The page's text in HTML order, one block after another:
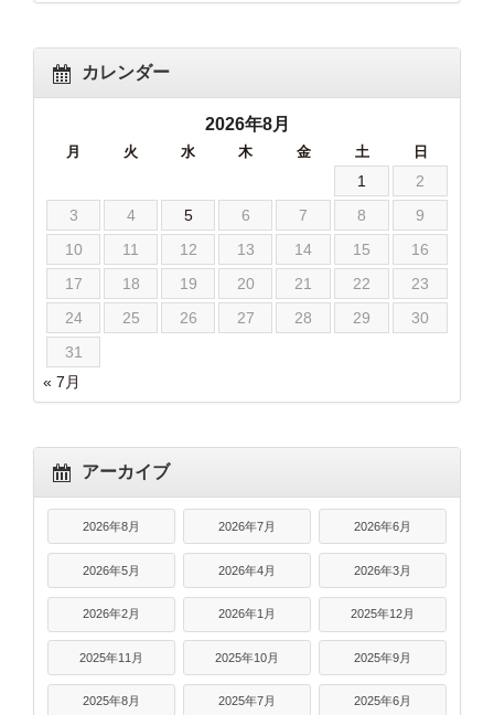
カレンダー
2026年8月
月 火 水 木 金 土 日
1
2
3
4 5 6 7 8
9
10
11 12 13 14 15
16
17
18 19 20 21 22
23
24
25 26 27 28 29
30
31
« 7月
アーカイブ
2026年8月 2026年7月 2026年6月
2026年5月 2026年4月 2026年3月
2026年2月 2026年1月 2025年12月
2025年11月 2025年10月 2025年9月
2025年8月 2025年7月 2025年6月